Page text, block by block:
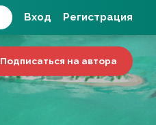
Подписаться на автора
Вход Регистрация